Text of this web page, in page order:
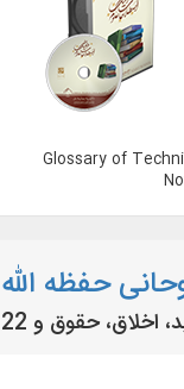
Glossary of
حفظه الله